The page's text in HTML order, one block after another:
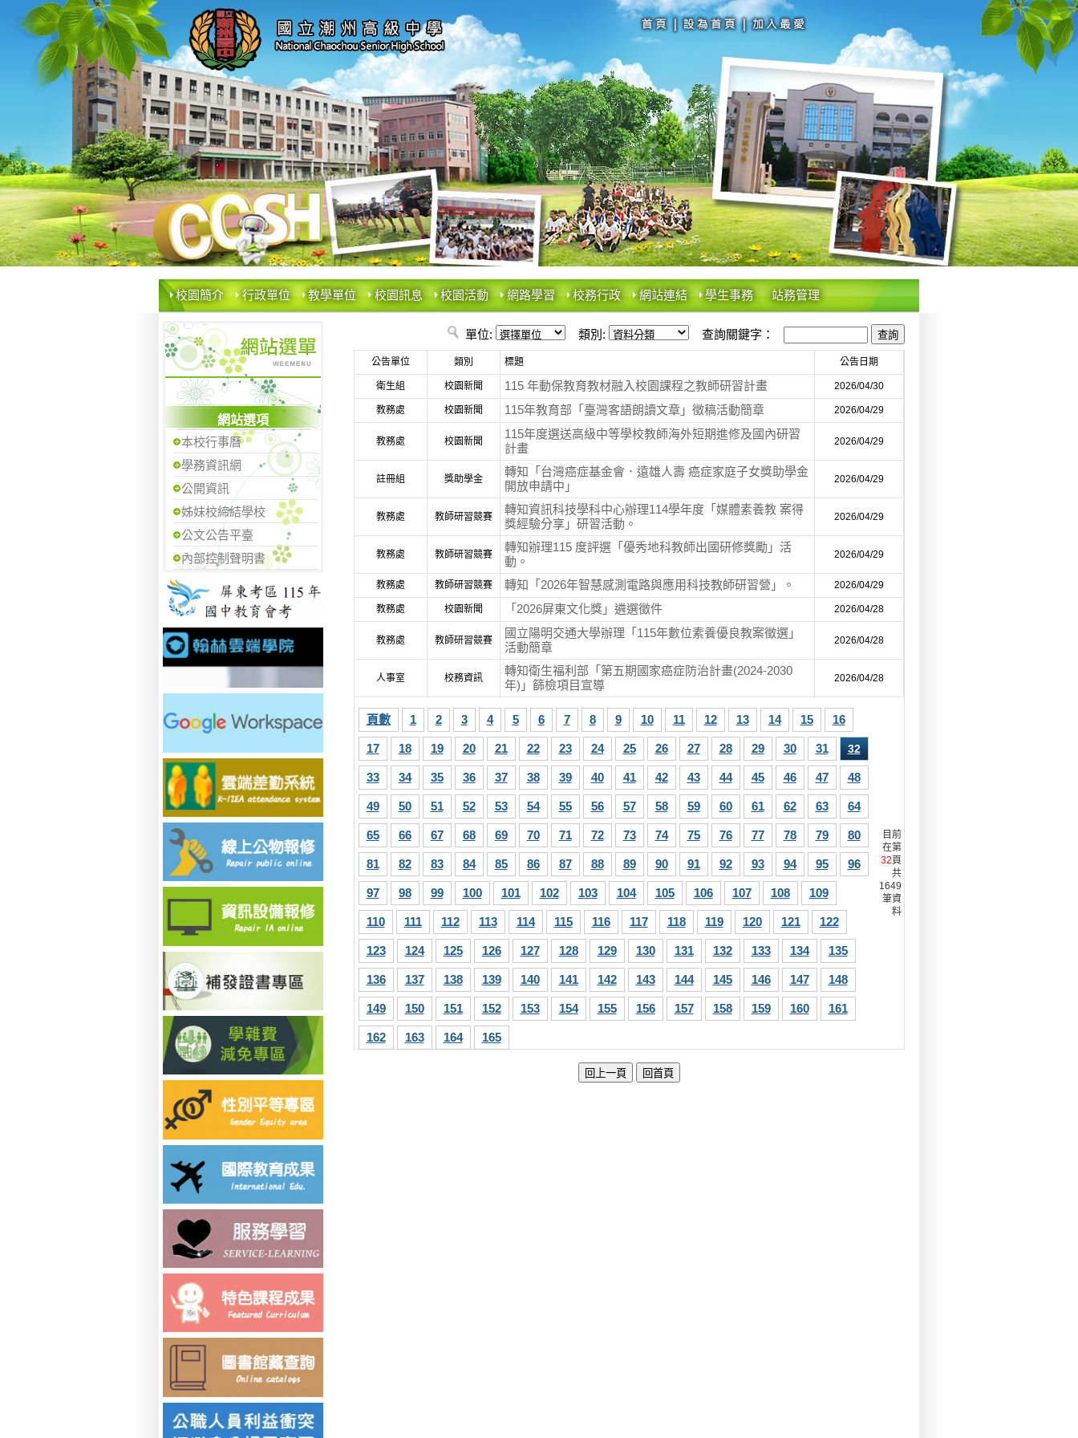
校園簡介 行政單位 教學單位 校園訊息 校園活動 網路學習 校務行政 網站連結 學生事務 站務管理
網站選項
本校行事曆
學務資訊網
公開資訊
姊妹校締結學校
公文公告平臺
內部控制聲明書
單位: 類別: 查詢關鍵字：
公告單位 類別 標題 公告日期
衛生組 校園新聞 115 年動保教育教材融入校園課程之教師研習計畫 2026/04/30
教務處 校園新聞 115年教育部「臺灣客語朗讀文章」徵稿活動簡章 2026/04/29
教務處 校園新聞
115年度選送高級中等學校教師海外短期進修及國內研習
計畫
2026/04/29
註冊組 獎助學金
轉知「台灣癌症基金會．遠雄人壽 癌症家庭子女獎助學金
開放申請中」
2026/04/29
教務處 教師研習競賽
轉知資訊科技學科中心辦理114學年度「媒體素養教 案得
獎經驗分享」研習活動。
2026/04/29
教務處 教師研習競賽
轉知辦理115 度評選「優秀地科教師出國研修獎勵」活
動。
2026/04/29
教務處 教師研習競賽 轉知「2026年智慧感測電路與應用科技教師研習營」。 2026/04/29
教務處 校園新聞 「2026屏東文化獎」遴選徵件 2026/04/28
教務處 教師研習競賽
國立陽明交通大學辦理「115年數位素養優良教案徵選」
活動簡章
2026/04/28
人事室 校務資訊
轉知衛生福利部「第五期國家癌症防治計畫(2024-2030
年)」篩檢項目宣導
2026/04/28
頁數 1 2 3 4 5 6 7 8 9 10 11 12 13 14 15 16
17 18 19 20 21 22 23 24 25 26 27 28 29 30 31 32
33 34 35 36 37 38 39 40 41 42 43 44 45 46 47 48
49 50 51 52 53 54 55 56 57 58 59 60 61 62 63 64
65 66 67 68 69 70 71 72 73 74 75 76 77 78 79 80
81 82 83 84 85 86 87 88 89 90 91 92 93 94 95 96
97 98 99 100 101 102 103 104 105 106 107 108 109
110 111 112 113 114 115 116 117 118 119 120 121 122
123 124 125 126 127 128 129 130 131 132 133 134 135
136 137 138 139 140 141 142 143 144 145 146 147 148
149 150 151 152 153 154 155 156 157 158 159 160 161
162 163 164 165
目前
在第
32 頁
共
1649
筆資
料